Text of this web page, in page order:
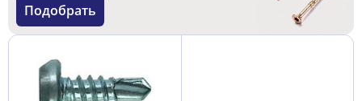
Подобрать